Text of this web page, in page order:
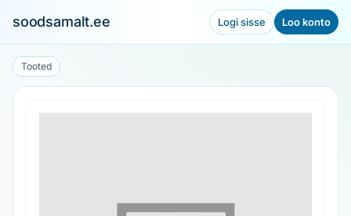
soodsamalt.ee Logi sisse Loo konto
Tooted